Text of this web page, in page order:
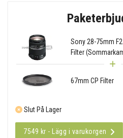
Sony 28-75mm
Filter
67mm CP Filter
Slut På Lager
7549 kr - Lägg i varukorgen